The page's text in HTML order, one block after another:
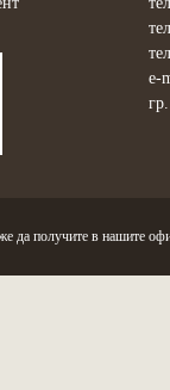
e-
да получите в нашите